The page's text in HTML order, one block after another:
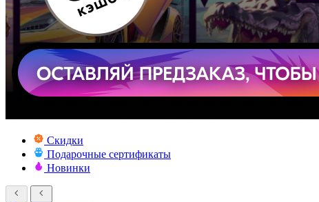
Скидки
Подарочные сертификаты
Новинки